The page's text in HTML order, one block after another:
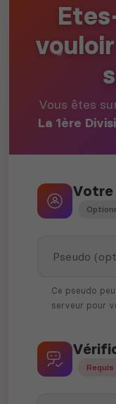
Vous êtes
La 1ère
Votre
Ce pseudo
serveur pour
Requis